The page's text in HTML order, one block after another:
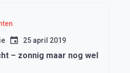
25 april 2019
– zonnig maar nog wel